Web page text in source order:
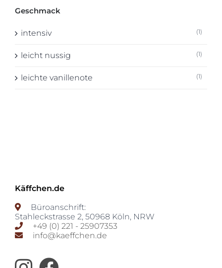
Geschmack
intensiv (1)
leicht nussig (1)
leichte vanillenote (1)
Käffchen.de
Büroanschrift:
Stahleckstrasse 2, 50968 Köln, NRW
+49 (0) 221 - 25907353
info@kaeffchen.de